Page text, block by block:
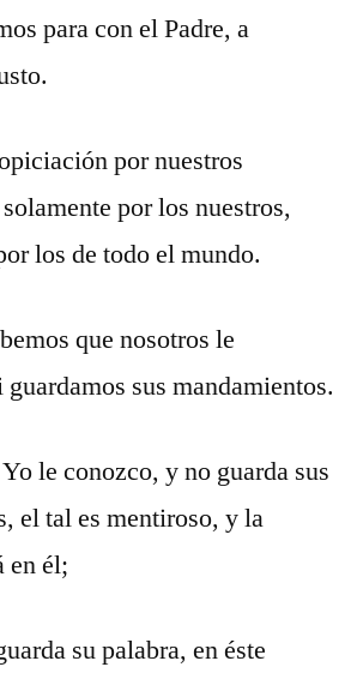
para con el Padre, a
por nuestros
por los nuestros,
los de todo el mundo.
que nosotros le
sus mandamientos.
le conozco, y no guarda sus
el tal es mentiroso, y la
en él;
su palabra, en éste